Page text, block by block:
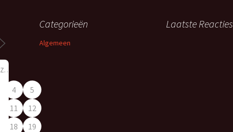
Z
4
5
11
12
18 19
Categorieën
Algemeen
Laatste Reacties